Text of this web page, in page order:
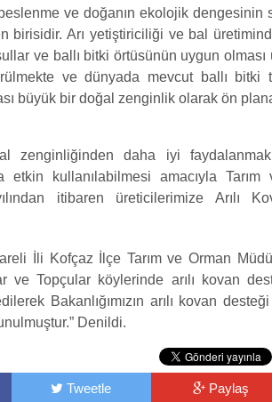
ve doğanın ekolojik dengesinin
birisidir. Arı yetiştiriciliği ve bal
ve ballı bitki örtüsünün uygun olması
ve dünyada mevcut ballı bitki
büyük bir doğal zenginlik olarak ön
zenginliğinden daha iyi faydalanmak
etkin kullanılabilmesi amacıyla Tarım
itibaren üreticilerimize Arılı
İli Kofçaz İlçe Tarım ve Orman
ve Topçular köylerinde arılı kovan
Bakanlığımızın arılı kovan
Denildi.
Tweetle Paylaş